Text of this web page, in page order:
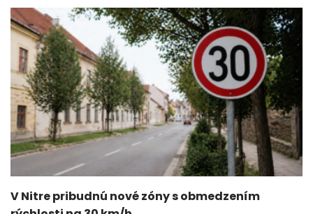
V Nitre pribudnú nové zóny s obmedzením